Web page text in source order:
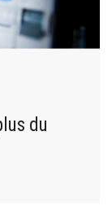
du